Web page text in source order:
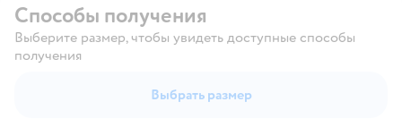
Способы получения
Выберите размер, чтобы увидеть доступные способы
получения
Выбрать размер